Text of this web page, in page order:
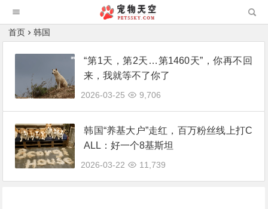
首页 韩国
“第1天，第2天…第1460天”，你再不回
来，我就等不了你了
2026-03-25 9,706
韩国“养基大户”走红，百万粉丝线上打C
ALL：好一个8基斯坦
2026-03-22 11,739